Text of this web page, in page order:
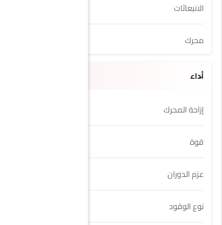
الانبعاثات
محرك
أداء
إزاحة المحرك
قوة
عزم الدوران
نوع الوقود